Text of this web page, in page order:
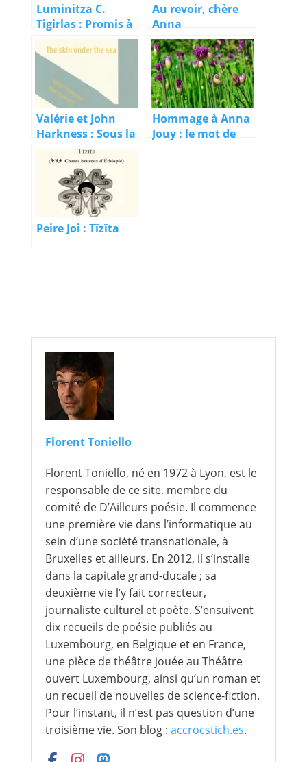
Luminitza C.
Tigirlas : Promis à
violonite
Au revoir, chère
Anna
Valérie et John
Harkness : Sous la
peau, la mer. The
skin under the sea
Hommage à Anna
Jouy : le mot de
Peire Joi : Tïzïta
Florent Toniello
Florent Toniello, né en 1972 à Lyon, est le
responsable de ce site, membre du
comité de D’Ailleurs poésie. Il commence
une première vie dans l’informatique au
sein d’une société transnationale, à
Bruxelles et ailleurs. En 2012, il s’installe
dans la capitale grand-ducale ; sa
deuxième vie l’y fait correcteur,
journaliste culturel et poète. S’ensuivent
dix recueils de poésie publiés au
Luxembourg, en Belgique et en France,
une pièce de théâtre jouée au Théâtre
ouvert Luxembourg, ainsi qu’un roman et
un recueil de nouvelles de science-fiction.
Pour l’instant, il n’est pas question d’une
troisième vie. Son blog : accrocstich.es.